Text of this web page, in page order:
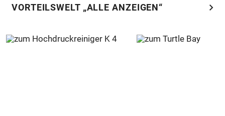
VORTEILSWELT „ALLE ANZEIGEN“ chevron_right